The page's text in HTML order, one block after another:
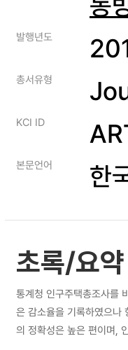
발행년도
총서유형
KCI ID
본문언어 한
초록/요약
통계청 인구주택총조사를
은 감소율을 기록하였으나
의 정확성은 높은 편이며,